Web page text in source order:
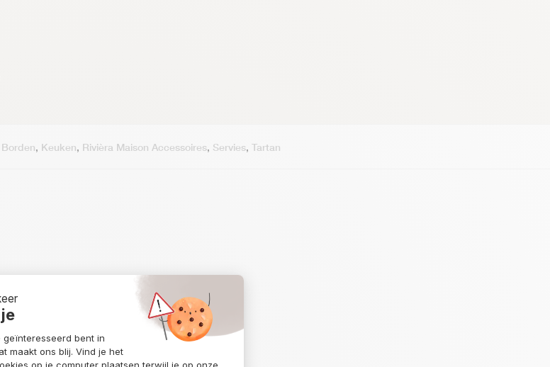
Borden, Keuken, Rivièra Maison Accessoires, Servies, Tartan